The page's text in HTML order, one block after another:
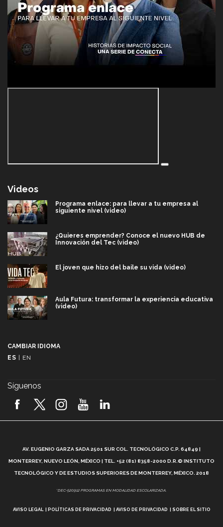
Videos
Programa enlace: para llevar a tu empresa al
siguiente nivel (video)
¿Quieres emprender? Conoce el nuevo HUB de
Innovación del Tec (video)
El joven que hizo del baile su vida (video)
Aula Futura: transformar la experiencia educativa
(video)
2026! (video)
¿Cómo es el Modelo Educativo Tec? (video)
Vida Tec: Feminismo e Inteligencia Artificial, Paola
CAMBIAR IDIOMA
ES | EN
Síguenos
AV. EUGENIO GARZA SADA 2501 SUR COL. TECNOLÓGICO C.P. 64849 |
MONTERREY, NUEVO LEÓN, MÉXICO | TEL. +52 (81) 8358-2000 D.R.© INSTITUTO
TECNOLÓGICO Y DE ESTUDIOS SUPERIORES DE MONTERREY, MÉXICO. 2018
*DEC-520912 PROGRAMAS EN MODALIDAD ESCOLARIZADA.
AVISO LEGAL POLÍTICAS DE PRIVACIDAD AVISO DE PRIVACIDAD SOBRE EL SITIO